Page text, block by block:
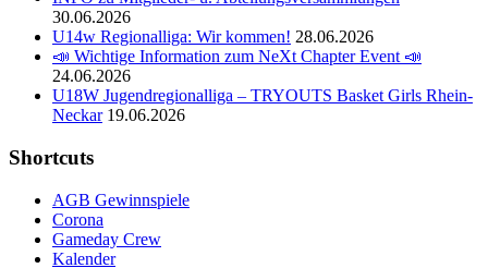
30.06.2026
U14w Regionalliga: Wir kommen! 28.06.2026
📣 Wichtige Information zum NeXt Chapter Event 📣
24.06.2026
U18W Jugendregionalliga – TRYOUTS Basket Girls Rhein-
Neckar 19.06.2026
Shortcuts
AGB Gewinnspiele
Corona
Gameday Crew
Kalender